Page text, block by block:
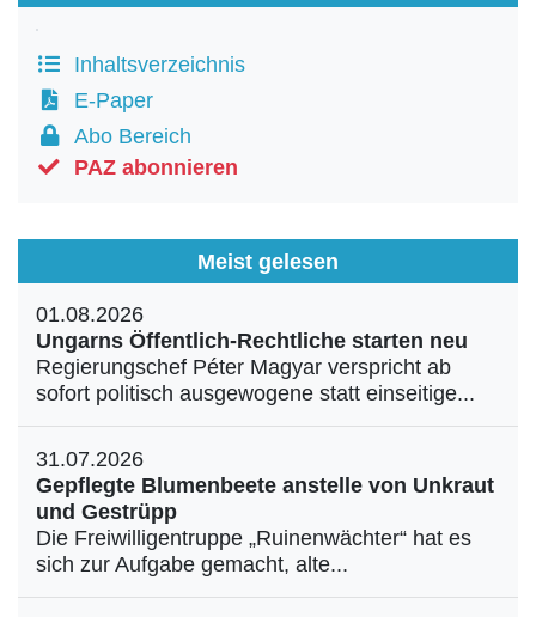
Inhaltsverzeichnis
E-Paper
Abo Bereich
PAZ abonnieren
Meist gelesen
01.08.2026
Ungarns Öffentlich-Rechtliche starten neu
Regierungschef Péter Magyar verspricht ab
sofort politisch ausgewogene statt einseitige...
31.07.2026
Gepflegte Blumenbeete anstelle von Unkraut
und Gestrüpp
Die Freiwilligentruppe „Ruinenwächter“ hat es
sich zur Aufgabe gemacht, alte...